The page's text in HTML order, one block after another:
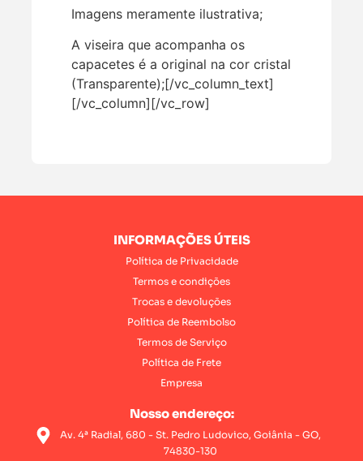
Imagens meramente ilustrativa;
A viseira que acompanha os
capacetes é a original na cor cristal
(Transparente);[/vc_column_text]
[/vc_column][/vc_row]
INFORMAÇÕES ÚTEIS
Política de Privacidade
Termos e condições
Trocas e devoluções
Política de Reembolso
Termos de Serviço
Política de Frete
Empresa
Nosso endereço:
Av. 4ª Radial, 680 - St. Pedro Ludovico, Goiânia - GO,
74830-130